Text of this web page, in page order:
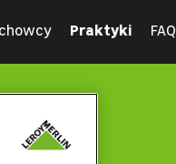
Praktyki FAQ